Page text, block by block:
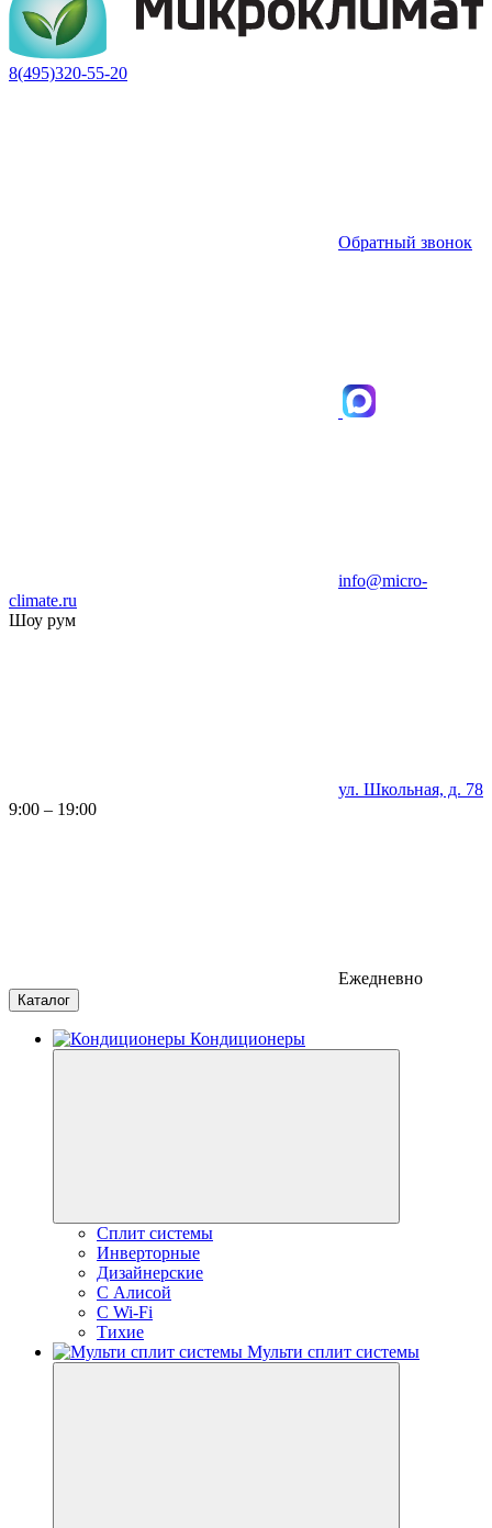
8(495)320-55-20
Обратный звонок
info@micro-
climate.ru
Шоу рум
ул. Школьная, д. 78
9:00 – 19:00
Ежедневно
Каталог
Кондиционеры
Сплит системы
Инверторные
Дизайнерские
С Алисой
C Wi-Fi
Тихие
Мульти сплит системы